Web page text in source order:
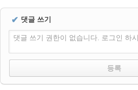
✔ 댓글 쓰기
댓글 쓰기 권한이 없습니다. 로그인 하